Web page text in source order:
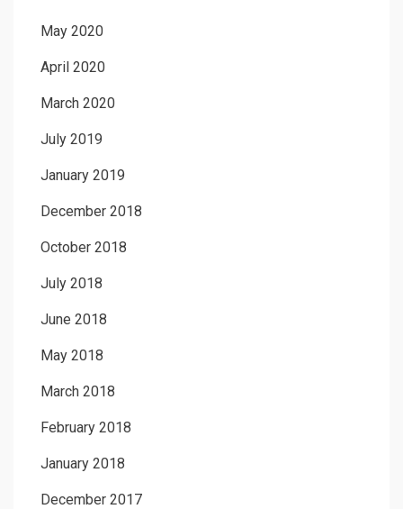
May 2020
April 2020
March 2020
July 2019
January 2019
December 2018
October 2018
July 2018
June 2018
May 2018
March 2018
February 2018
January 2018
December 2017